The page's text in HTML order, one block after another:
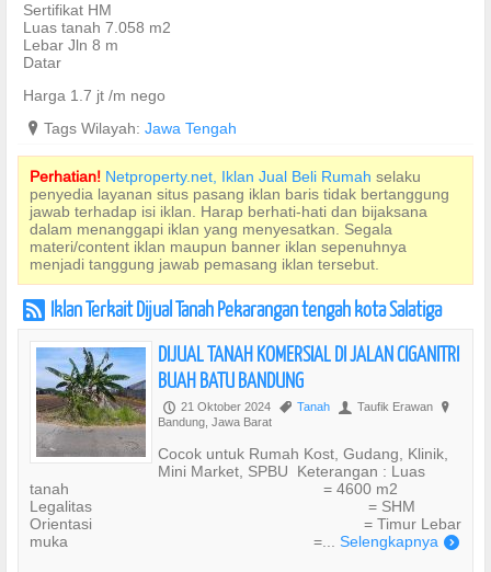
Sertifikat HM
Luas tanah 7.058 m2
Lebar Jln 8 m
Datar
Harga 1.7 jt /m nego
? Tags Wilayah: Jawa Tengah
Perhatian! Netproperty.net, Iklan Jual Beli Rumah selaku
penyedia layanan situs pasang iklan baris tidak bertanggung
jawab terhadap isi iklan. Harap berhati-hati dan bijaksana
dalam menanggapi iklan yang menyesatkan. Segala
materi/content iklan maupun banner iklan sepenuhnya
menjadi tanggung jawab pemasang iklan tersebut.
r Iklan Terkait Dijual Tanah Pekarangan tengah kota Salatiga
DIJUAL TANAH KOMERSIAL DI JALAN CIGANITRI
BUAH BATU BANDUNG
P 21 Oktober 2024 , Tanah U Taufik Erawan ?
Bandung, Jawa Barat
Cocok untuk Rumah Kost, Gudang, Klinik,
Mini Market, SPBU Keterangan : Luas
tanah = 4600 m2
Legalitas = SHM
Orientasi = Timur Lebar
muka =... Selengkapnya )